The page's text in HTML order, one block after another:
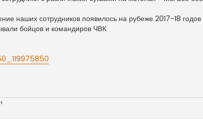
наших сотрудников появилось на рубеже 2017-18
бойцов и командиров ЧВК.